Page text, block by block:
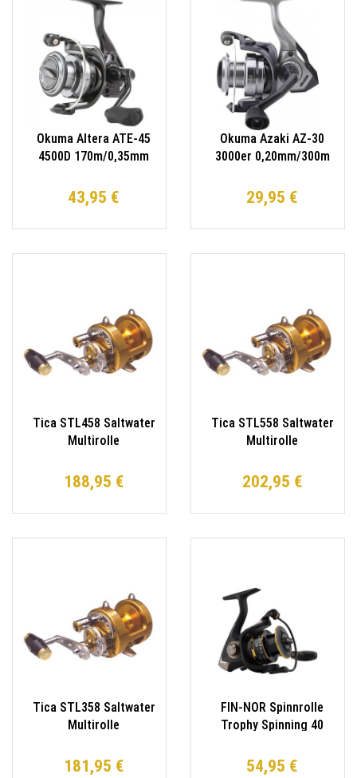
Okuma Altera ATE-45
4500D 170m/0,35mm
43,95 €
Okuma Azaki AZ-30
3000er 0,20mm/300m
29,95 €
Tica STL458 Saltwater
Multirolle
Waller
188,95 €
Tica STL558 Saltwater
Multirolle
Wels
202,95 €
Tica STL358 Saltwater
Multirolle
Waller
181,95 €
FIN-NOR Spinnrolle
Trophy Spinning 40
54,95 €